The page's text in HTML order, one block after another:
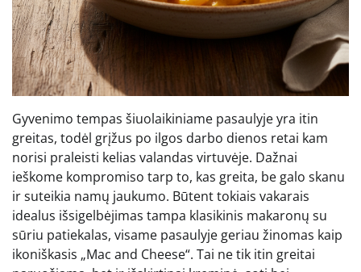
Gyvenimo tempas šiuolaikiniame pasaulyje yra itin
greitas, todėl grįžus po ilgos darbo dienos retai kam
norisi praleisti kelias valandas virtuvėje. Dažnai
ieškome kompromiso tarp to, kas greita, be galo skanu
ir suteikia namų jaukumo. Būtent tokiais vakarais
idealus išsigelbėjimas tampa klasikinis makaronų su
sūriu patiekalas, visame pasaulyje geriau žinomas kaip
ikoniškasis „Mac and Cheese“. Tai ne tik itin greitai